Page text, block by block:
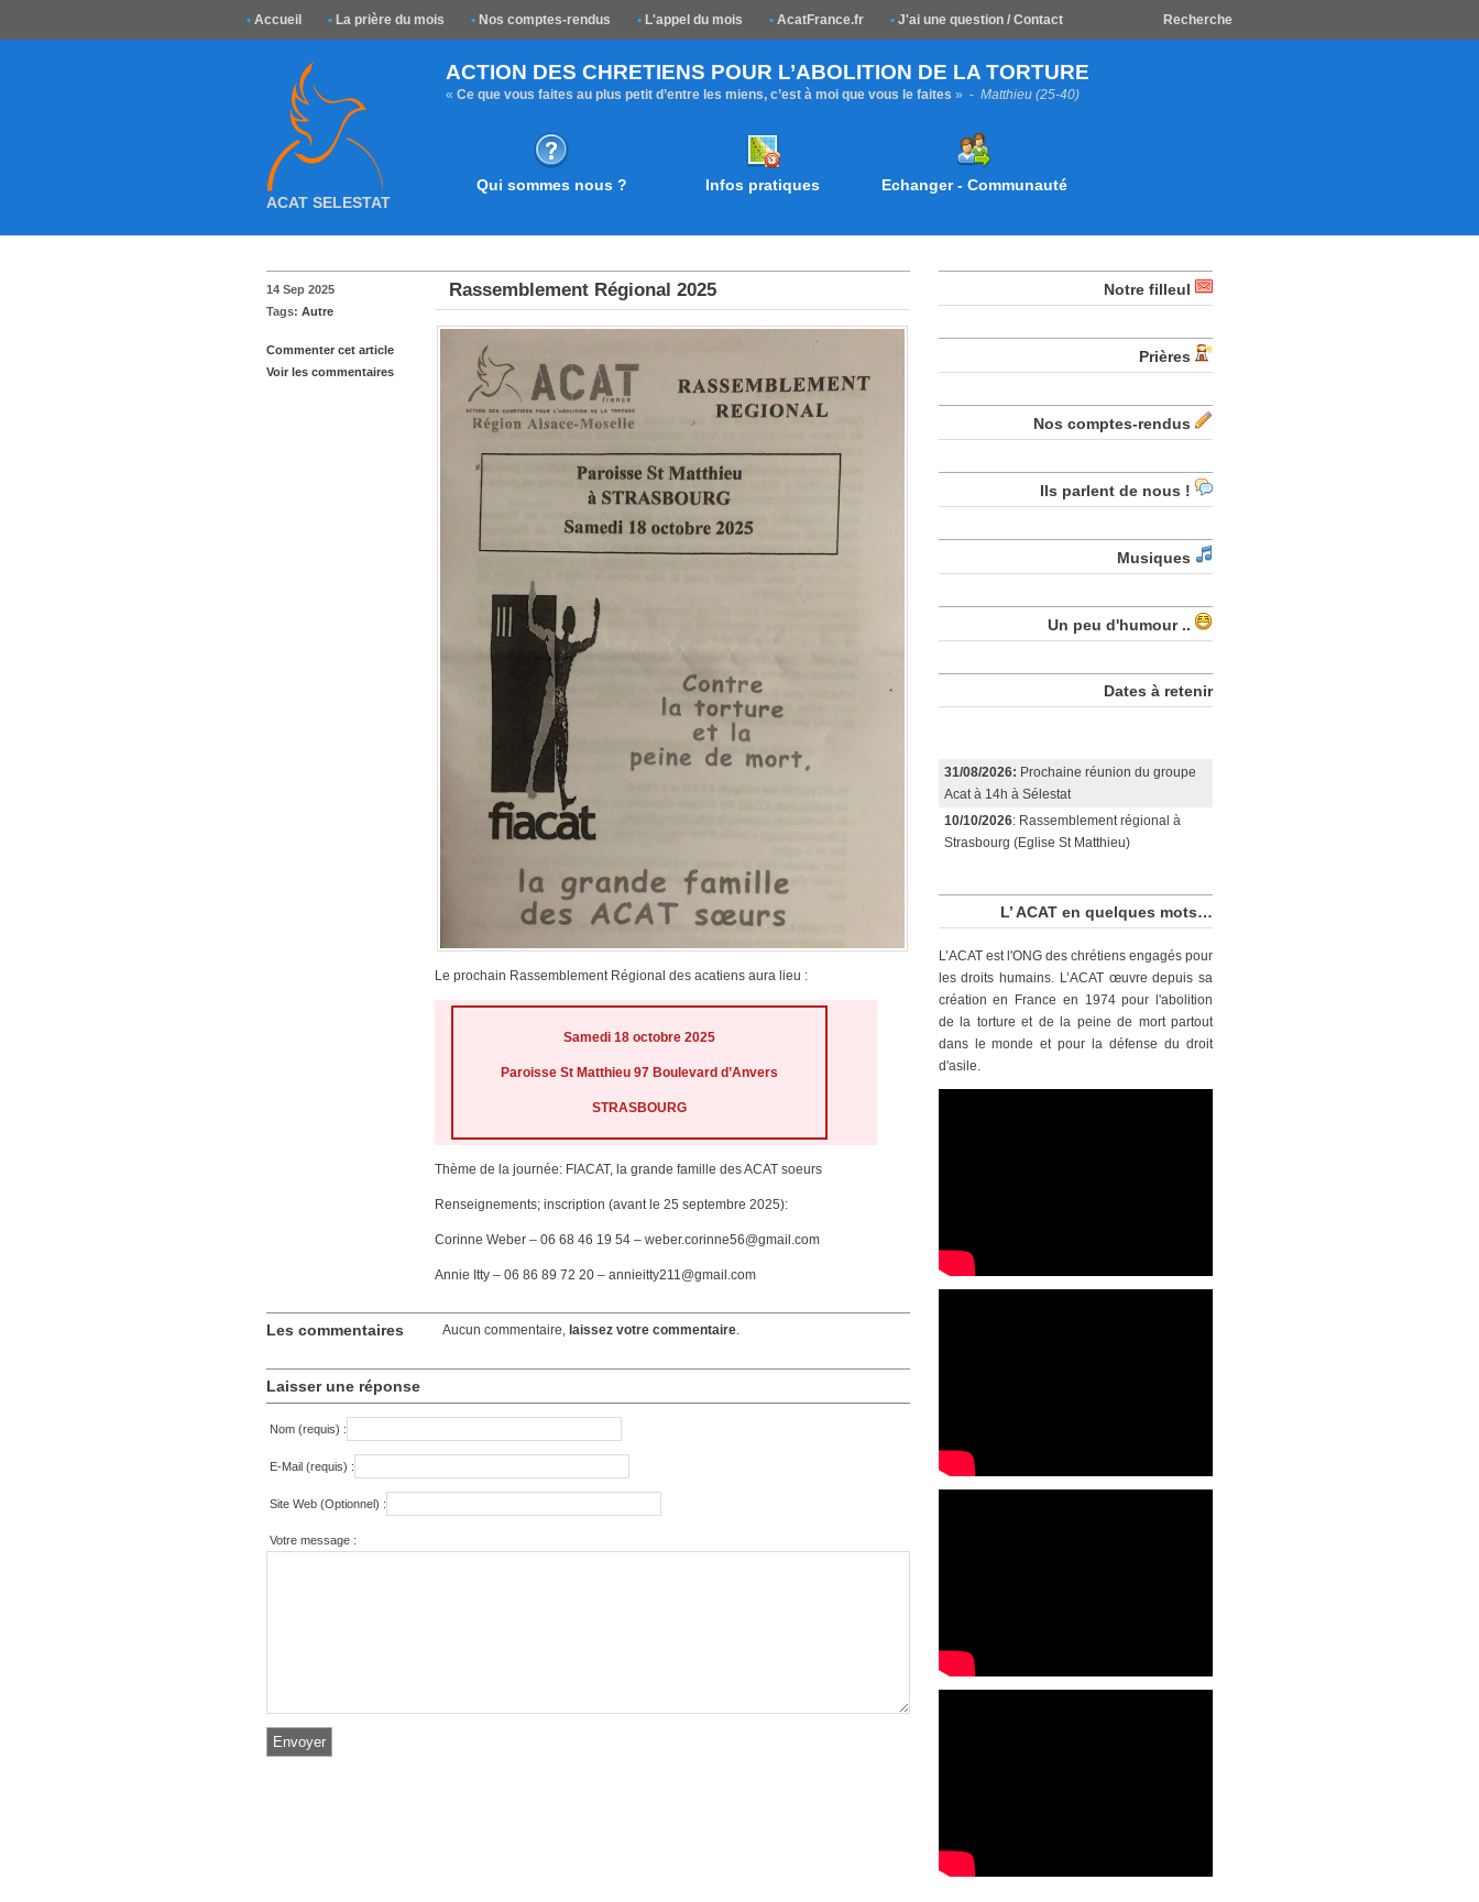
• Accueil • La prière du mois • Nos comptes-rendus • L'appel du mois • AcatFrance.fr • J'ai une question / Contact Recherche
ACAT SELESTAT
ACTION DES CHRETIENS POUR L’ABOLITION DE LA TORTURE
« Ce que vous faites au plus petit d’entre les miens, c’est à moi que vous le faites » - Matthieu (25-40)
Qui sommes nous ? Infos pratiques Echanger - Communauté
14 Sep 2025
Tags: Autre
Commenter cet article
Voir les commentaires
Rassemblement Régional 2025
Le prochain Rassemblement Régional des acatiens aura lieu :
Samedi 18 octobre 2025
Paroisse St Matthieu 97 Boulevard d’Anvers
STRASBOURG
Thème de la journée: FIACAT, la grande famille des ACAT soeurs
Renseignements; inscription (avant le 25 septembre 2025):
Corinne Weber – 06 68 46 19 54 – weber.corinne56@gmail.com
Annie Itty – 06 86 89 72 20 – annieitty211@gmail.com
Les commentaires Aucun commentaire, laissez votre commentaire
Laisser une réponse
Nom (requis) :
E-Mail (requis) :
Site Web (Optionnel) :
Votre message :
Notre filleul
Prières
Nos comptes-rendus
Ils parlent de nous !
Musiques
Un peu d'humour ..
Dates à retenir
31/08/2026: Prochaine réunion du groupe
Acat à 14h à Sélestat
10/10/2026: Rassemblement régional à
Strasbourg (Eglise St Matthieu)
L’ ACAT en quelques mots…
L’ACAT est l'ONG des chrétiens engagés pour
les droits humains. L’ACAT œuvre depuis sa
création en France en 1974 pour l'abolition
de la torture et de la peine de mort partout
dans le monde et pour la défense du droit
d'asile.